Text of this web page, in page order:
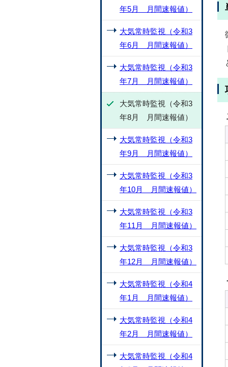
年5月 月間速報値）
大気常時監視（令和3
年6月 月間速報値）
大気常時監視（令和3
年7月 月間速報値）
大気常時監視（令和3
年8月 月間速報値）
大気常時監視（令和3
年9月 月間速報値）
大気常時監視（令和3
年10月 月間速報値）
大気常時監視（令和3
年11月 月間速報値）
大気常時監視（令和3
年12月 月間速報値）
大気常時監視（令和4
年1月 月間速報値）
大気常時監視（令和4
年2月 月間速報値）
大気常時監視（令和4